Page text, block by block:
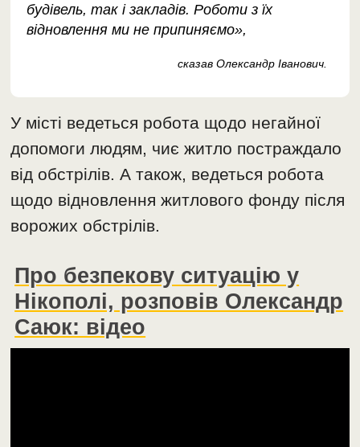
будівель, так і закладів. Роботи з їх
відновлення ми не припиняємо»,
сказав Олександр Іванович.
У місті ведеться робота щодо негайної
допомоги людям, чиє житло постраждало
від обстрілів. А також, ведеться робота
щодо відновлення житлового фонду після
ворожих обстрілів.
Про безпекову ситуацію у
Нікополі, розповів Олександр
Саюк: відео